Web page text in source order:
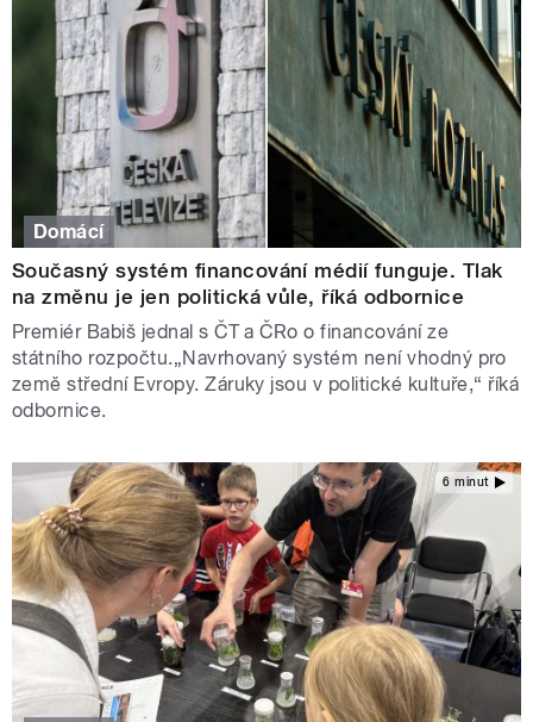
Domácí
Současný systém financování médií funguje. Tlak
na změnu je jen politická vůle, říká odbornice
Premiér Babiš jednal s ČT a ČRo o financování ze
státního rozpočtu.„Navrhovaný systém není vhodný pro
země střední Evropy. Záruky jsou v politické kultuře,“ říká
odbornice.
6 minut